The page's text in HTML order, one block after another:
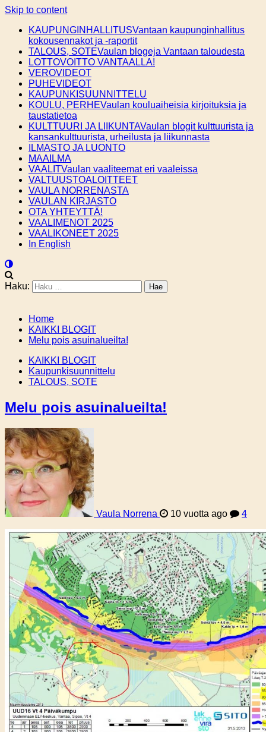
Skip to content
KAUPUNGINHALLITUSVantaan kaupunginhallitus
kokousennakot ja -raportit
TALOUS, SOTEVaulan blogeja Vantaan taloudesta
LOTTOVOITTO VANTAALLA!
VEROVIDEOT
PUHEVIDEOT
KAUPUNKISUUNNITTELU
KOULU, PERHEVaulan kouluaiheisia kirjoituksia ja
taustatietoa
KULTTUURI JA LIIKUNTAVaulan blogit kulttuurista ja
kansankulttuurista, urheilusta ja liikunnasta
ILMASTO JA LUONTO
MAAILMA
VAALITVaulan vaaliteemat eri vaaleissa
VALTUUSTOALOITTEET
VAULA NORRENASTA
VAULAN KIRJASTO
OTA YHTEYTTÄ!
VAALIMENOT 2025
VAALIKONEET 2025
In English
Haku:
Home
KAIKKI BLOGIT
Melu pois asuinalueilta!
KAIKKI BLOGIT
Kaupunkisuunnittelu
TALOUS, SOTE
Melu pois asuinalueilta!
Vaula Norrena 10 vuotta ago 4